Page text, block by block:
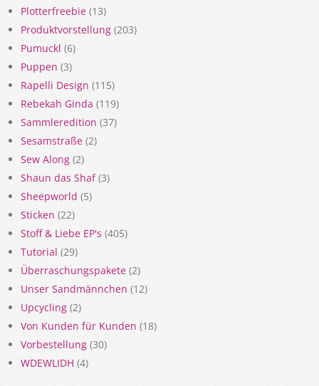
Plotterfreebie (13)
Produktvorstellung (203)
Pumuckl (6)
Puppen (3)
Rapelli Design (115)
Rebekah Ginda (119)
Sammleredition (37)
Sesamstraße (2)
Sew Along (2)
Shaun das Shaf(3)
Sheepworld (5)
Sticken (22)
Stoff & Liebe EP's (405)
Tutorial (29)
Überraschungspakete (2)
Unser Sandmännchen (12)
Upcycling (2)
Von Kunden für Kunden (18)
Vorbestellung (30)
WDEWLIDH (4)